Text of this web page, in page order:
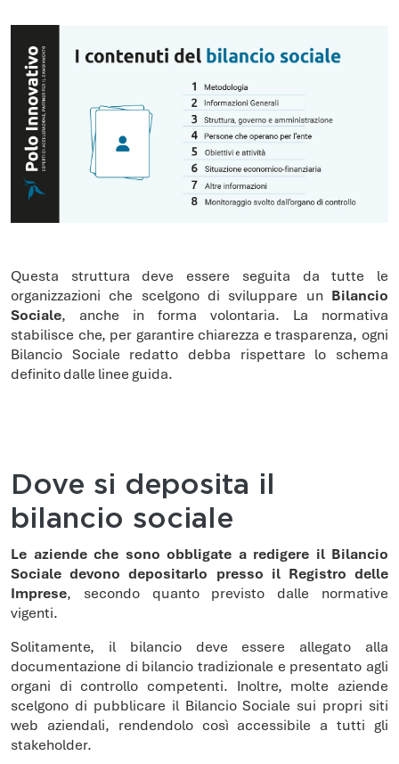
Questa struttura deve essere seguita da tutte le
organizzazioni che scelgono di sviluppare un Bilancio
Sociale, anche in forma volontaria. La normativa
stabilisce che, per garantire chiarezza e trasparenza, ogni
Bilancio Sociale redatto debba rispettare lo schema
definito dalle linee guida.
Dove si deposita il
bilancio sociale
Le aziende che sono obbligate a redigere il Bilancio
Sociale devono depositarlo presso il Registro delle
Imprese, secondo quanto previsto dalle normative
vigenti.
Solitamente, il bilancio deve essere allegato alla
documentazione di bilancio tradizionale e presentato agli
organi di controllo competenti. Inoltre, molte aziende
scelgono di pubblicare il Bilancio Sociale sui propri siti
web aziendali, rendendolo così accessibile a tutti gli
stakeholder.